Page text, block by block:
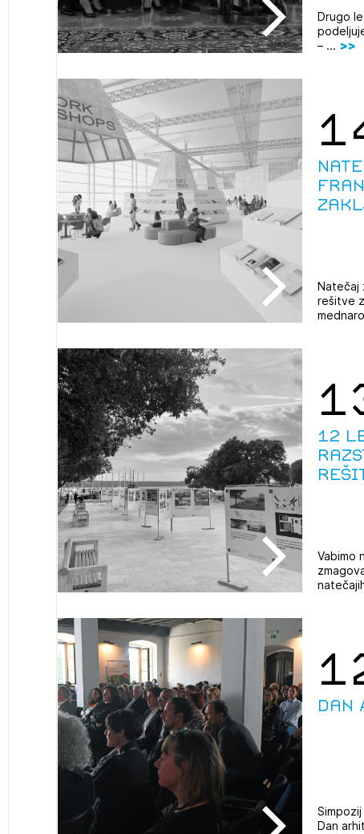
Izbrana vsebina je namenjena le ZAPS registriranim
uporabnikom. Da lahko do nje dostopate, se je
potrebno prijaviti.
PRIJAVITE SE
se s svojim ZAPS uporabniškim imenom in geslom.
POZABLJENO
Drugo
– ...
Natečaj
rešitve
12
Vabimo
Dan
Simpozij
Dan
na novičnik
na tekočem z novicami in se naročite na Novičnike.
svojo izbiro.
vam bomo pošiljali na vaš elektronski naslov.
Mesečni novičnik
Novičnik izobraževanj
Novičnik natečajev